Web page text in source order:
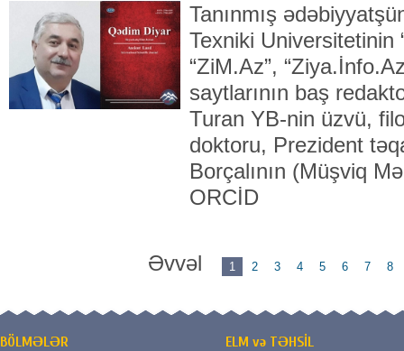
Tanınmış
Texniki Universitetinin
“ZiM.Az”,
saytlarının baş
Turan YB-nin üzvü,
doktoru, Prezident
Borçalının (Müşviq
ORCİD
Əvvəl 1 2 3 4 5 6 7 8
BÖLMƏLƏR ELM və TƏHSİL